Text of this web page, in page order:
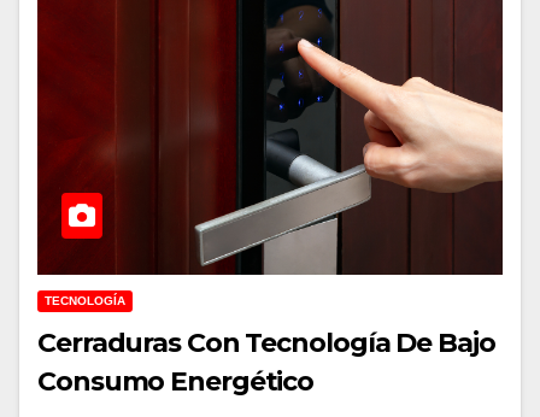
TECNOLOGÍA
Cerraduras Con Tecnología De Bajo
Consumo Energético